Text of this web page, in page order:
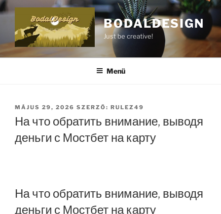
BODALDESIGN
Just be creative!
Menü
MÁJUS 29, 2026 SZERZŐ: RULEZ49
На что обратить внимание, выводя
деньги с Мостбет на карту
На что обратить внимание, выводя
деньги с Мостбет на карту